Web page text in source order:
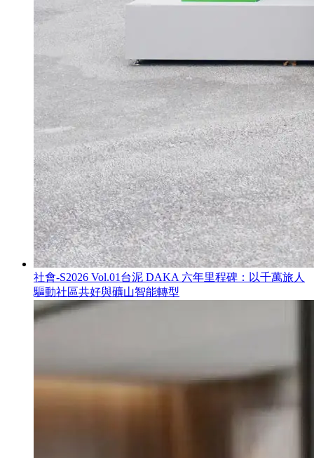
社會-S2026 Vol.01 台泥 DAKA 六年里程碑：以千萬旅人
驅動社區共好與礦山智能轉型